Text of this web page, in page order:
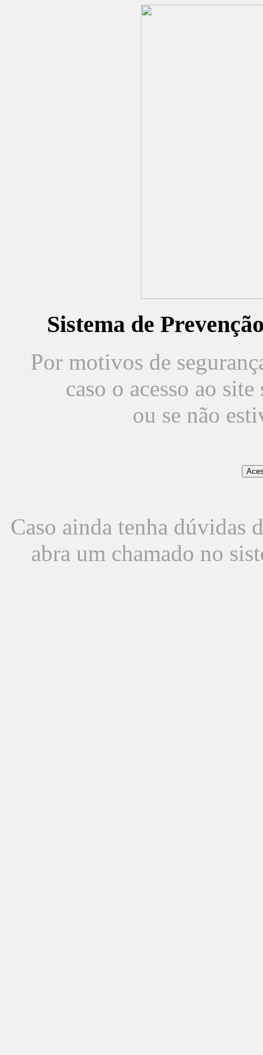
Sistema de
Por motivos de
caso o acesso ao
ou se não
Caso ainda tenha dúvidas
abra um chamado no